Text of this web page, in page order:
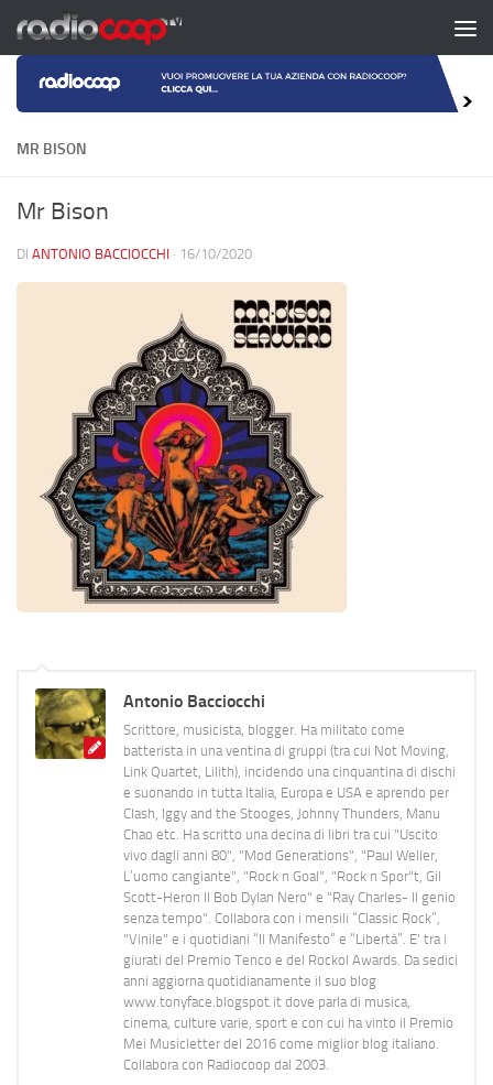
Salta al contenuto
MR BISON
Mr Bison
DI ANTONIO BACCIOCCHI · 16/10/2020
Antonio Bacciocchi
Scrittore, musicista, blogger. Ha militato come
batterista in una ventina di gruppi (tra cui Not Moving,
Link Quartet, Lilith), incidendo una cinquantina di dischi
e suonando in tutta Italia, Europa e USA e aprendo per
Clash, Iggy and the Stooges, Johnny Thunders, Manu
Chao etc. Ha scritto una decina di libri tra cui "Uscito
vivo dagli anni 80", "Mod Generations", "Paul Weller,
L’uomo cangiante", "Rock n Goal", "Rock n Spor"t, Gil
Scott-Heron Il Bob Dylan Nero" e "Ray Charles- Il genio
senza tempo". Collabora con i mensili “Classic Rock”,
"Vinile" e i quotidiani “Il Manifesto” e “Libertà”. E' tra i
giurati del Premio Tenco e del Rockol Awards. Da sedici
anni aggiorna quotidianamente il suo blog
www.tonyface.blogspot.it dove parla di musica,
cinema, culture varie, sport e con cui ha vinto il Premio
Mei Musicletter del 2016 come miglior blog italiano.
Collabora con Radiocoop dal 2003.